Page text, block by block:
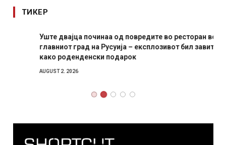
ТИКЕР
Уште двајца починаа од повредите во ресторан во
главниот град на Русуија – експлозивот бил завиткан
како роденденски подарок
AUGUST 2, 2026